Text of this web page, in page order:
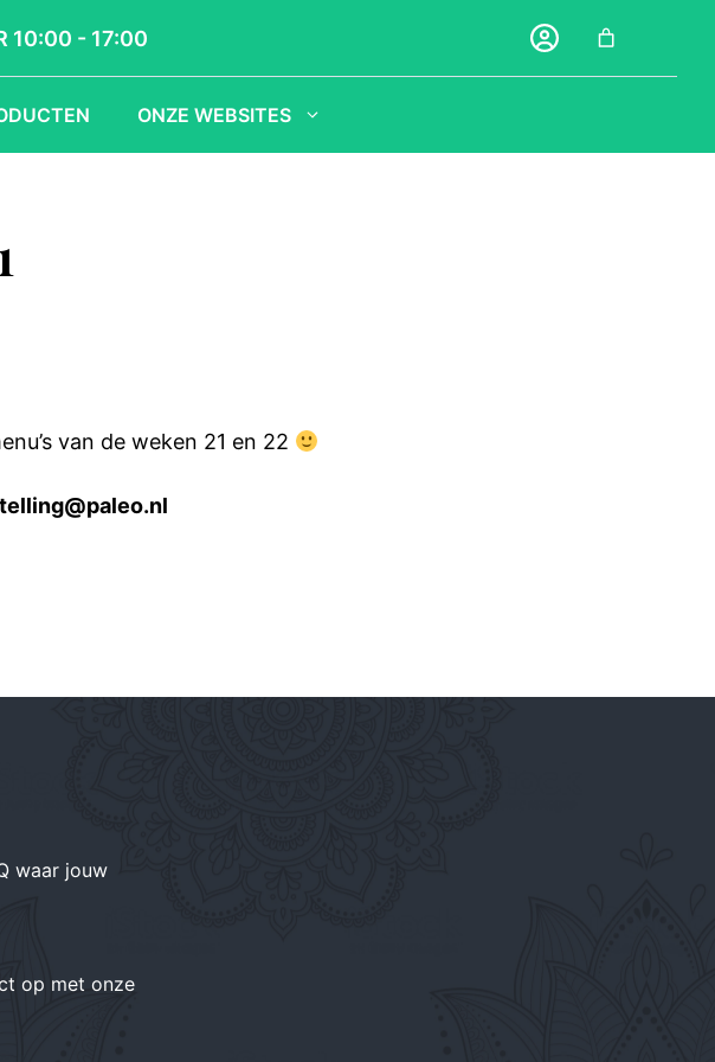
10:00 - 17:00
ONZE WEBSITES
van de weken 21 en 22
waar jouw
op met onze